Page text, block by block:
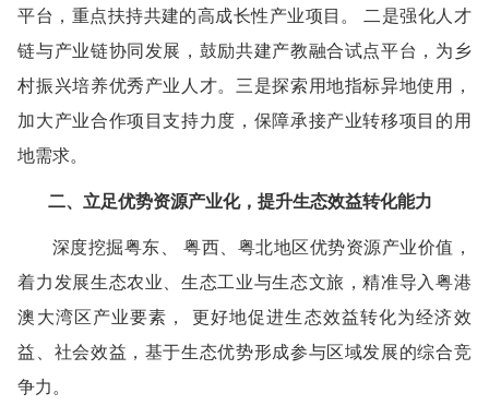
平台，重点扶持共建的高成长性产业项目。 二是强化人才
链与产业链协同发展，鼓励共建产教融合试点平台，为乡
村振兴培养优秀产业人才。三是探索用地指标异地使用，
加大产业合作项目支持力度，保障承接产业转移项目的用
地需求。
二、立足优势资源产业化，提升生态效益转化能力
深度挖掘粤东、 粤西、粤北地区优势资源产业价值，
着力发展生态农业、生态工业与生态文旅，精准导入粤港
澳大湾区产业要素， 更好地促进生态效益转化为经济效
益、社会效益，基于生态优势形成参与区域发展的综合竞
争力。